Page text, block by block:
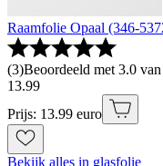
Raamfolie Opaal (346-
(3)Beoordeeld met 3.0
13.99
Prijs: 13.99 euro
Bekijk alles in glasfolie